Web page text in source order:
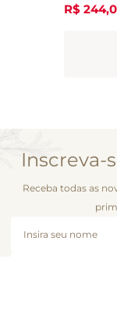
R$ 244,
Inscreva-
Receba todas as